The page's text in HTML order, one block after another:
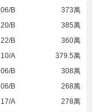
06/B
373萬
20/B
385萬
22/B
360萬
10/A
379.5萬
06/B
308萬
06/B
268萬
17/A
278萬